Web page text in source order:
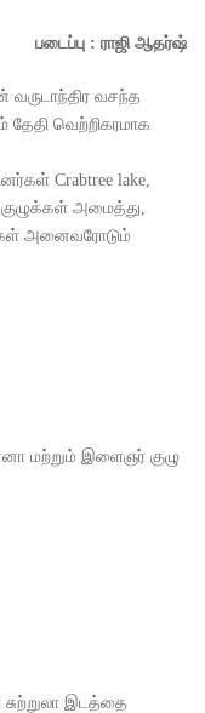
படைப்பு : ராஜி ஆதர்ஷ்
வருடாந்திர வசந்த
தேதி வெற்றிகரமாக
Crabtree lake,
குழுக்கள் அமைத்து,
அனைவரோடும்
மற்றும் இளைஞர் குழு
இடத்தை